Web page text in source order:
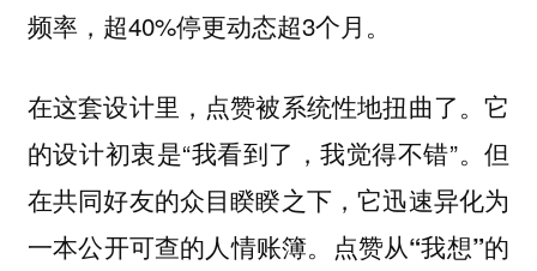
频率，超40%停更动态超3个月。
在这套设计里，点赞被系统性地扭曲了。它
的设计初衷是“我看到了，我觉得不错”。但
在共同好友的众目睽睽之下，它迅速异化为
一本公开可查的人情账簿。点赞从“我想”的